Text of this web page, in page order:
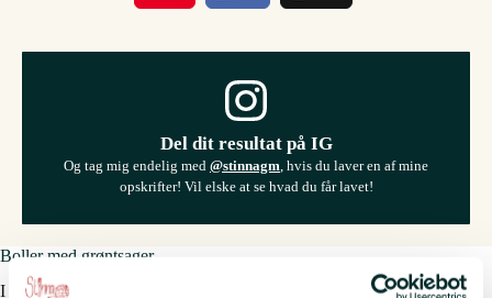
Del dit resultat på IG
Og tag mig endelig med @stinnagm , hvis du laver en af mine
opskrifter! Vil elske at se hvad du får lavet!
Boller med grøntsager
I denne opskrift har jeg brugt ærter, men du kan bage med mange